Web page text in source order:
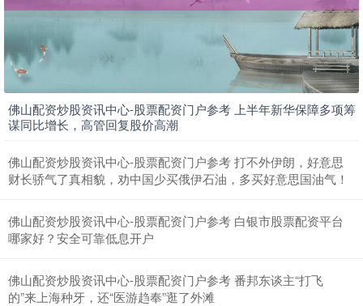
沪深300 4694.44 +43.13 +0.93%
北证50 1134.24 +11.37 +1.01%
佛山配资炒股资讯中心-股票配资门户参考 上半年新华保障多项筹
谋同比增长，高管回复股价高潮
佛山配资炒股资讯中心-股票配资门户参考 打不外伊朗，好意思
财长骄气了真相貌，劝中国少买俄伊石油，多买好意思国油气！
佛山配资炒股资讯中心-股票配资门户参考 白银市股票配资平台
哪家好？安全可靠低息开户
佛山配资炒股资讯中心-股票配资门户参考 番邦东谈主“打飞
的”来上海种牙，还“医游趋奉”逛了外滩